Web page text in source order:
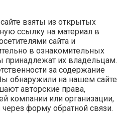
взяты из открытых
ссылку на материал в
сайта и
в ознакомительных
принадлежат их владельцам.
за содержание
обнаружили на нашем сайте
авторские права,
компании или организации,
форму обратной связи.